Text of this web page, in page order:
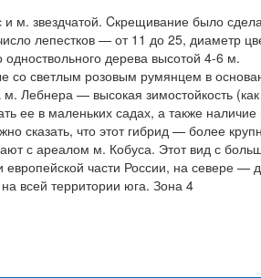
м. звездчатой. Cкрещивание было
лепестков — от 11 до 25, диаметр
одноствольного дерева высотой 4-6 м.
со светлым розовым румянцем в
м. Лебнера — высокая зимостойкость
ее в маленьких садах, а также
сказать, что этот гибрид — более
с ареалом м. Кобуса. Этот вид с
европейской части России, на севере
всей территории юга. Зона 4